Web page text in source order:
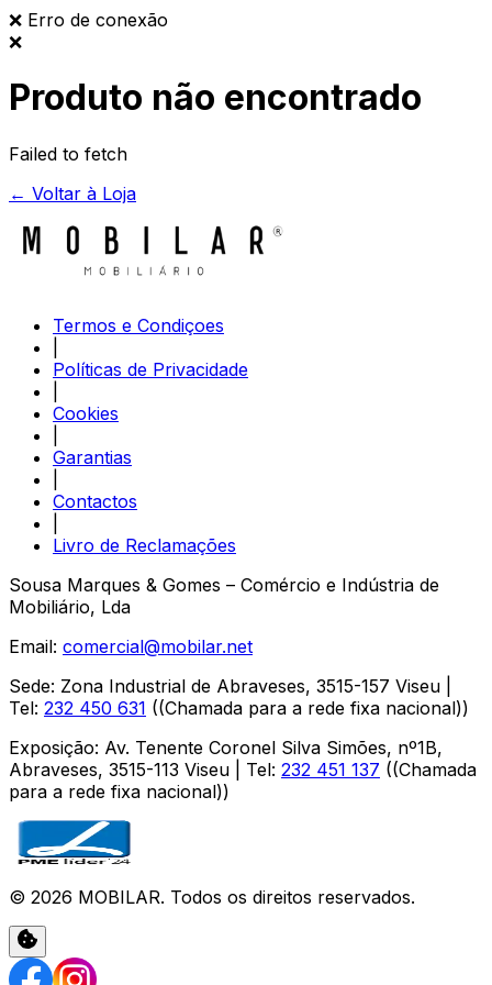
❌ Erro de conexão
❌
Produto não encontrado
Failed to fetch
← Voltar à Loja
Termos e Condiçoes
Políticas de Privacidade
Cookies
Garantias
Contactos
Livro de Reclamações
Sousa Marques & Gomes – Comércio e Indústria de
Mobiliário, Lda
Email: comercial@mobilar.net
Sede: Zona Industrial de Abraveses, 3515-157 Viseu
Tel: 232 450 631 ((Chamada para a rede fixa nacional))
Exposição: Av. Tenente Coronel Silva Simões, nº1B,
Abraveses, 3515-113 Viseu | Tel: 232 451 137 ((Chamada
para a rede fixa nacional))
© 2026 MOBILAR. Todos os direitos reservados.